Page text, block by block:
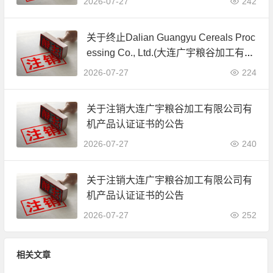
关于终止Dalian Guangyu Cereals Proc
essing Co., Ltd.(大连广宇粮谷加工有限
公司)JAS有机产品认证证书的公告
2026-07-27 224
关于注销大连广宇粮谷加工有限公司有
机产品认证证书的公告
2026-07-27 240
关于注销大连广宇粮谷加工有限公司有
机产品认证证书的公告
2026-07-27 252
相关文章